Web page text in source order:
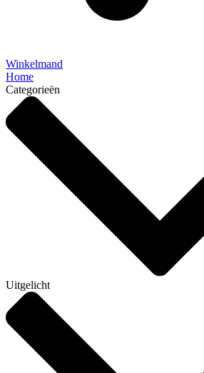
Winkelmand
Home
Categorieën
Uitgelicht